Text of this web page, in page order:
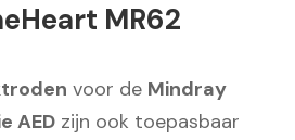
MR62
voor de Mindray
AED zijn ook toepasbaar